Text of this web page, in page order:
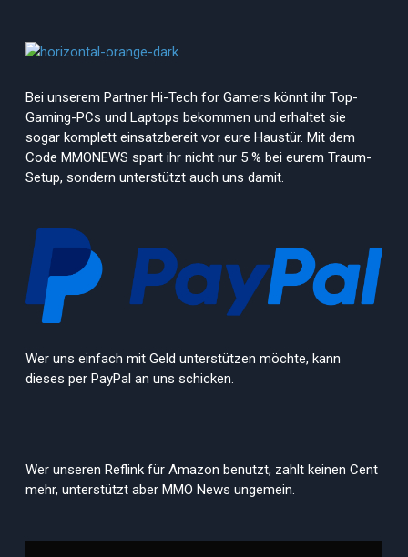
Bei unserem Partner Hi-Tech for Gamers könnt ihr Top-
Gaming-PCs und Laptops bekommen und erhaltet sie
sogar komplett einsatzbereit vor eure Haustür. Mit dem
Code MMONEWS spart ihr nicht nur 5 % bei eurem Traum-
Setup, sondern unterstützt auch uns damit.
Wer uns einfach mit Geld unterstützen möchte, kann
dieses per PayPal an uns schicken.
Wer unseren Reflink für Amazon benutzt, zahlt keinen Cent
mehr, unterstützt aber MMO News ungemein.